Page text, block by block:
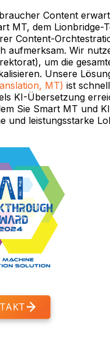
Content
MT, dem Lionbridge-
Content-
aufmerksam. Wir
um die
Unsere
MT) ist
KI-Übersetzung
Sie Smart MT und
und leistungsstarke